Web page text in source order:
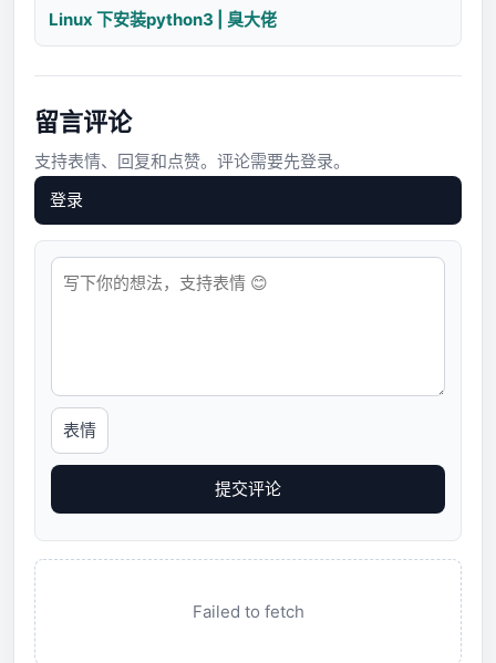
Linux 下安装python3 | 臭大佬
留言评论
支持表情、回复和点赞。评论需要先登录。
登录
表情
提交评论
Failed to fetch